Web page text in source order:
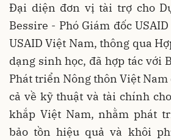
Đại diện đơn vị tài trợ cho
Bessire - Phó Giám đốc
USAID Việt Nam, thông qua
dạng sinh học, đã hợp tác với
Phát triển Nông thôn Việt Nam
cả về kỹ thuật và tài chính
khắp Việt Nam, nhằm phát
bảo tồn hiệu quả và khôi